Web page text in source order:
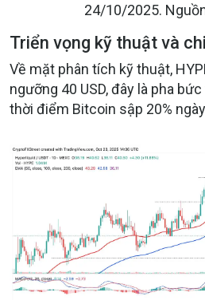
24/10/2025.
Triển vọng kỹ thuật và
Về mặt phân tích kỹ thuật,
ngưỡng 40 USD, đây là pha
thời điểm Bitcoin sập 20%